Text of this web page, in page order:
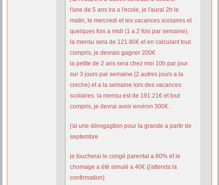
l'une de 5 ans ira a l'ecole, je l'aurai 2h le
matin, le mercredi et les vacances scolaires et
quelques fois a midi (1 a 2 fois par semaine),
la mensu sera de 121.80€ et en calculant tout
compris, je devrais gagner 200€
la petite de 2 ans sera chez moi 10h par jour
sur 3 jours par semaine (2 autres jours a la
creche) et a la semaine lors des vacances
scolaires. la mensu est de 191.21€ et tout
compris, je devrai avoir environ 300€.
j'ai une dérogagtion pour la grande a partir de
septembre
je toucherai le congé parental a 80% et le
chomage a été simulé a 40€ (j'attends la
confirmation)